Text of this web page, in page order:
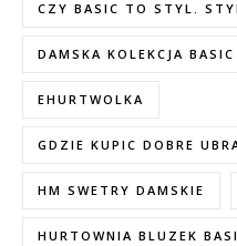
CZY BASIC TO STYL.
DAMSKA KOLEKCJA
EHURTWOLKA
GDZIE KUPIC DOBRE
HM SWETRY DAMSKIE
HURTOWNIA BLUZEK